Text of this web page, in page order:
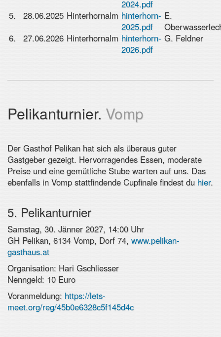
2024.pdf
5.
28.06.2025 Hinterhornalm hinterhorn-
2025.pdf
E.
6.
27.06.2026 Hinterhornalm hinterhorn-
2026.pdf
G. Feldner
Pelikanturnier. Vomp
Der Gasthof Pelikan hat sich als überaus guter
Gastgeber gezeigt. Hervorragendes Essen, moderate
Preise und eine gemütliche Stube warten auf uns. Das
ebenfalls in Vomp stattfindende Cupfinale findest du hier.
5. Pelikanturnier
Samstag, 30. Jänner 2027, 14:00 Uhr
GH Pelikan, 6134 Vomp, Dorf 74, www.pelikan-
gasthaus.at
Organisation: Hari Gschliesser
Nenngeld: 10 Euro
Voranmeldung: https://lets-
meet.org/reg/45b0e6328c5f145d4c